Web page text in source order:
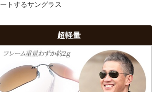
トするサングラス
超軽量